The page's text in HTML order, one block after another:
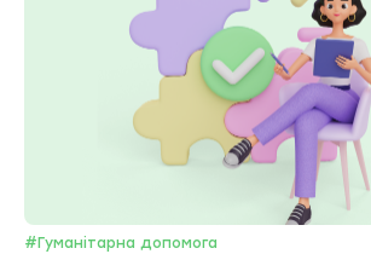
#Гуманітарна допомога